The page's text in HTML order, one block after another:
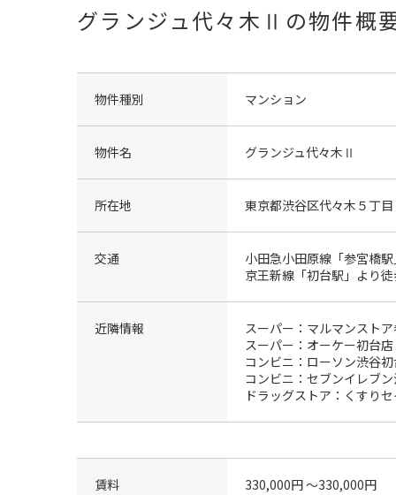
グランジュ代々木Ⅱの物件概
物件種別 マンション
物件名 グランジュ代々木Ⅱ
所在地 東京都渋谷区代々木５丁目
交通
小田急小田原線「参宮橋
京王新線「初台駅」より
近隣情報
スーパー：マルマンスト
スーパー：オーケー初台
コンビニ：ローソン渋谷
コンビニ：セブンイレブ
ドラッグストア：くすり
賃料 330,000円 〜330,000円